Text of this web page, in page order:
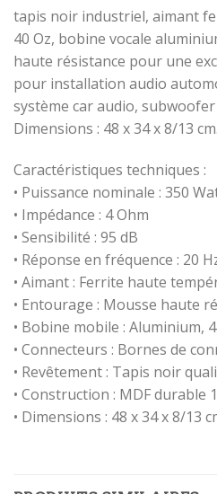
tapis noir industriel, aimant
40 Oz, bobine vocale
haute résistance pour une
pour installation audio
système car audio,
Dimensions : 48 x 34 x 8/13 cm.
Caractéristiques techniques :
• Puissance nominale : 350
• Impédance : 4 Ohm
• Sensibilité : 95 dB
• Réponse en fréquence : 20
• Aimant : Ferrite haute
• Entourage : Mousse haute
• Bobine mobile : Aluminium,
• Connecteurs : Bornes de
• Revêtement : Tapis noir
• Construction : MDF durable
• Dimensions : 48 x 34 x 8/13